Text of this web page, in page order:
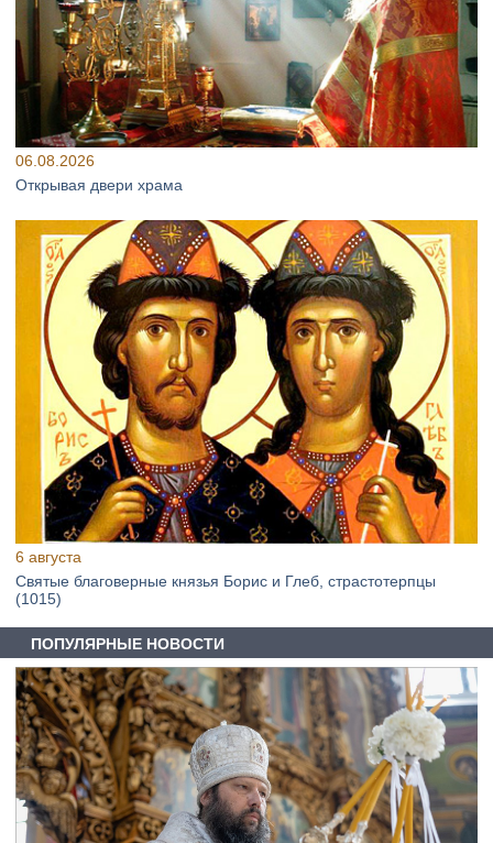
06.08.2026
Открывая двери храма
6 августа
Святые благоверные князья Борис и Глеб, страстотерпцы
(1015)
ПОПУЛЯРНЫЕ НОВОСТИ